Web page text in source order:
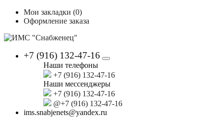
Мои закладки (0)
Оформление заказа
+7 (916) 132-47-16
Наши телефоны
+7 (916) 132-47-16
Наши мессенджеры
+7 (916) 132-47-16
@+7 (916) 132-47-16
ims.snabjenets@yandex.ru